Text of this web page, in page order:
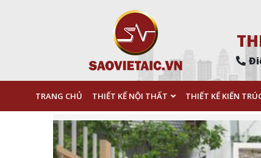
TRANG CHỦ THIẾT KẾ NỘI THẤT THIẾT KẾ KIẾN